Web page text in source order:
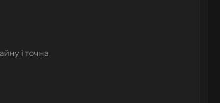
і точна